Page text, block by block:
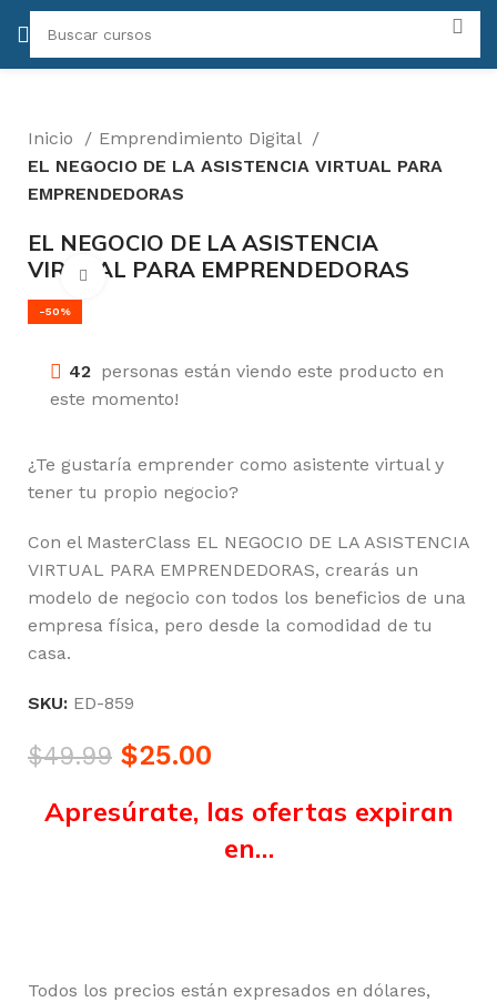
Inicio
Emprendimiento Digital
EL NEGOCIO DE LA ASISTENCIA VIRTUAL PARA
EMPRENDEDORAS
EL NEGOCIO DE LA ASISTENCIA
VIRTUAL PARA EMPRENDEDORAS
-50%
Click para agrandar
42 personas están viendo este producto en
este momento!
¿Te gustaría emprender como asistente virtual y
tener tu propio negocio?
Con el MasterClass EL NEGOCIO DE LA ASISTENCIA
VIRTUAL PARA EMPRENDEDORAS, crearás un
modelo de negocio con todos los beneficios de una
empresa física, pero desde la comodidad de tu
casa.
SKU: ED-859
$49.99 $25.00
Apresúrate, las ofertas expiran
en…
Todos los precios están expresados en dólares,